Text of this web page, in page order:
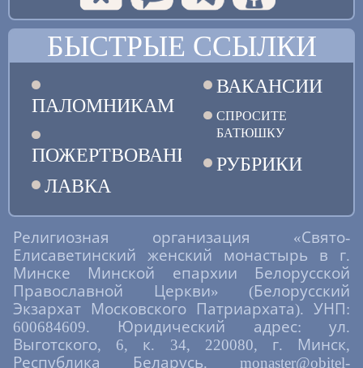
БЫСТРЫЕ ССЫЛКИ
ПАЛОМНИКАМ
ПОЖЕРТВОВАНИЯ
ЛАВКА
ВАКАНСИИ
СПРОСИТЕ
БАТЮШКУ
РУБРИКИ
Религиозная организация «Свято-
Елисаветинский женский монастырь в г.
Минске Минской епархии Белорусской
Православной Церкви» (Белорусский
Экзархат Московского Патриархата). УНП:
600684609. Юридический адрес: ул.
Выготского, 6, к. 34, 220080, г. Минск,
Республика Беларусь. monaster@obitel-